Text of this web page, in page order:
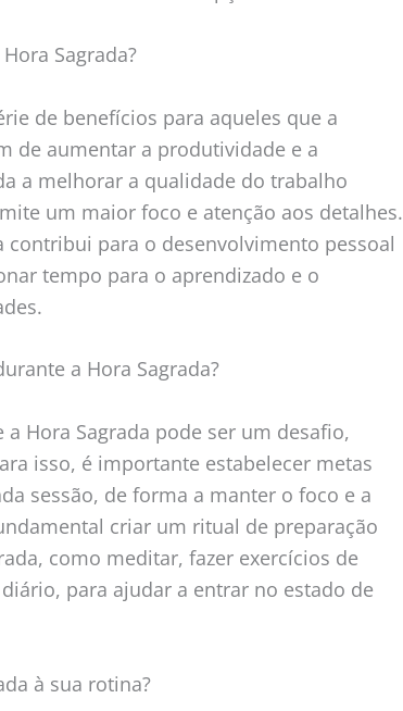
Sagrada?
de benefícios para aqueles que a
de aumentar a produtividade e a
a melhorar a qualidade do trabalho
um maior foco e atenção aos detalhes.
contribui para o desenvolvimento pessoal
tempo para o aprendizado e o
a Hora Sagrada?
Hora Sagrada pode ser um desafio,
isso, é importante estabelecer metas
sessão, de forma a manter o foco e a
criar um ritual de preparação
como meditar, fazer exercícios de
para ajudar a entrar no estado de
à sua rotina?